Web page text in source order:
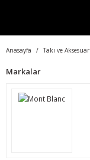
Anasayfa Takı ve Aksesuar
Markalar